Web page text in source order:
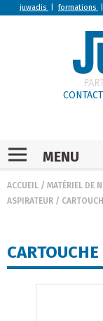
juwadis |formations
MENU
ACCUEIL / MATÉRIEL DE
ASPIRATEUR /